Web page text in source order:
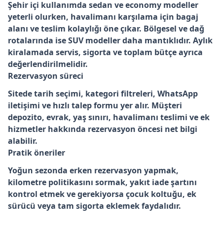
Şehir içi kullanımda sedan ve economy modeller
yeterli olurken, havalimanı karşılama için bagaj
alanı ve teslim kolaylığı öne çıkar. Bölgesel ve dağ
rotalarında ise SUV modeller daha mantıklıdır. Aylık
kiralamada servis, sigorta ve toplam bütçe ayrıca
değerlendirilmelidir.
Rezervasyon süreci
Sitede tarih seçimi, kategori filtreleri, WhatsApp
iletişimi ve hızlı talep formu yer alır. Müşteri
depozito, evrak, yaş sınırı, havalimanı teslimi ve ek
hizmetler hakkında rezervasyon öncesi net bilgi
alabilir.
Pratik öneriler
Yoğun sezonda erken rezervasyon yapmak,
kilometre politikasını sormak, yakıt iade şartını
kontrol etmek ve gerekiyorsa çocuk koltuğu, ek
sürücü veya tam sigorta eklemek faydalıdır.